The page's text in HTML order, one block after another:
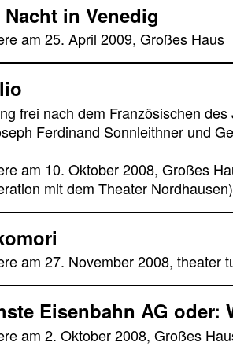
Nacht in Venedig
am 25. April 2009, Großes Haus
frei nach dem Französischen
Ferdinand Sonnleithner und
am 10. Oktober 2008, Großes
mit dem Theater Nordhausen)
am 27. November 2008, theater
Eisenbahn AG oder:
am 2. Oktober 2008, Großes